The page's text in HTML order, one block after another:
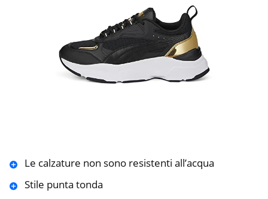
Le calzature non sono resistenti all’acqua
Stile punta tonda